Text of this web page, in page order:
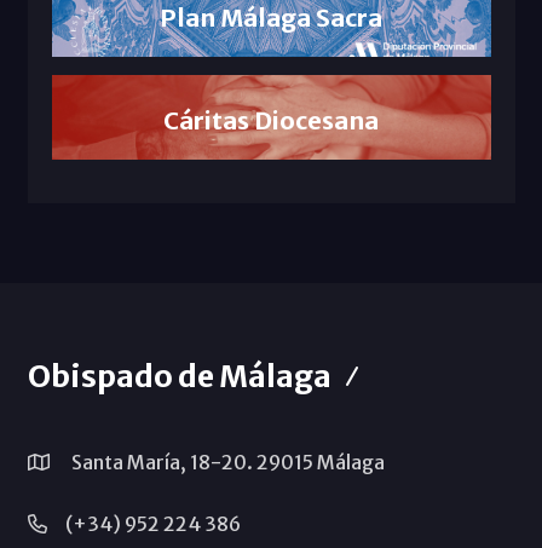
Plan Málaga Sacra
Cáritas Diocesana
Obispado de Málaga
Santa María, 18-20. 29015 Málaga
(+34) 952 224 386